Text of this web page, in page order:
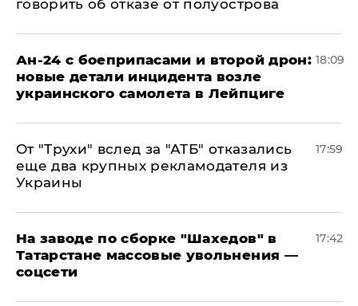
говорить об отказе от полуострова
Ан-24 с боеприпасами и второй дрон:
новые детали инцидента возле
украинского самолета в Лейпциге
18:09
От "Трухи" вслед за "АТБ" отказались
еще два крупных рекламодателя из
Украины
17:59
На заводе по сборке "Шахедов" в
Татарстане массовые увольнения —
соцсети
17:42